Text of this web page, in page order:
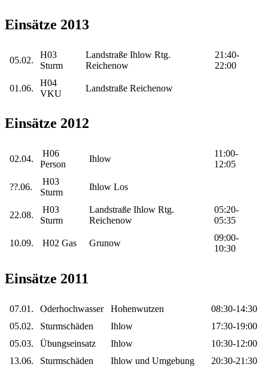
Einsätze 2013
05.02.
H03
Sturm
Landstraße Ihlow Rtg.
Reichenow
21:40-
22:00
01.06.
H04
VKU
Landstraße Reichenow
Einsätze 2012
02.04.
H06
Person
Ihlow
11:00-
12:05
??.06.
H03
Sturm
Ihlow Los
22.08.
H03
Sturm
Landstraße Ihlow Rtg.
Reichenow
05:20-
05:35
10.09. H02 Gas Grunow
09:00-
10:30
Einsätze 2011
07.01. Oderhochwasser Hohenwutzen
08:30-14:30
05.02.
Sturmschäden Ihlow
17:30-19:00
05.03.
Übungseinsatz Ihlow
10:30-12:00
13.06.
Sturmschäden Ihlow und Umgebung
20:30-21:30